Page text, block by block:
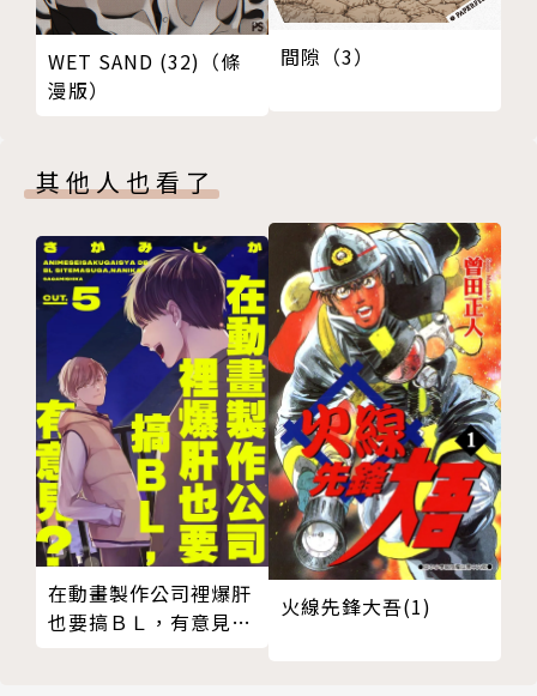
WET SAND (32)（條
漫版）
間隙（3）
其他人也看了
在動畫製作公司裡爆肝
也要搞ＢＬ，有意見？
火線先鋒大吾(1)